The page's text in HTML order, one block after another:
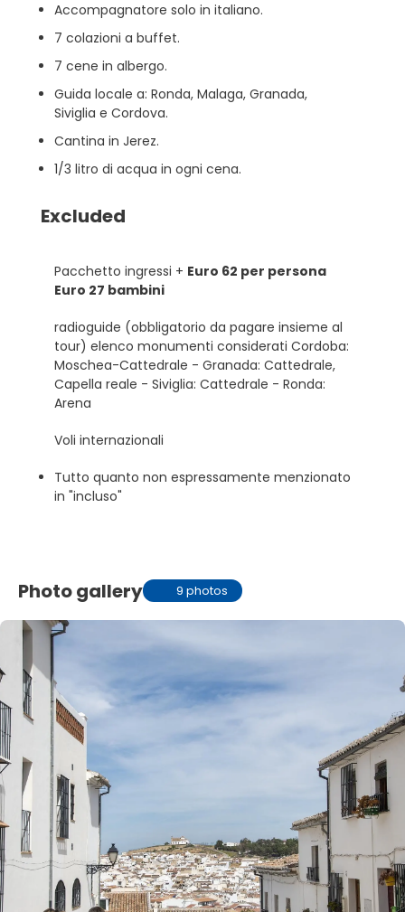
Accompagnatore solo in italiano.
7 colazioni a buffet.
7 cene in albergo.
Guida locale a: Ronda, Malaga, Granada,
Siviglia e Cordova.
Cantina in Jerez.
1/3 litro di acqua in ogni cena.
Excluded
Pacchetto ingressi + Euro 62 per persona
Euro 27 bambini
radioguide (obbligatorio da pagare insieme al
tour) elenco monumenti considerati Cordoba:
Moschea-Cattedrale - Granada: Cattedrale,
Capella reale - Siviglia: Cattedrale - Ronda:
Arena
Voli internazionali
Tutto quanto non espressamente menzionato
in "incluso"
Photo gallery 9 photos